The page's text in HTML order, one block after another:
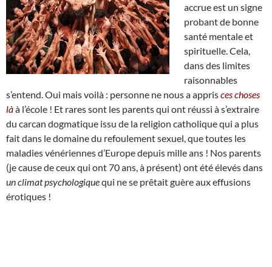
accrue est un signe
probant de bonne
santé mentale et
spirituelle. Cela,
dans des limites
raisonnables
s’entend. Oui mais voilà : personne ne nous a apprisces choses
làà l’école ! Et rares sont les parents qui ont réussi à s’extraire
du carcan dogmatique issu de la religion catholique qui a plus
fait dans le domaine du refoulement sexuel, que toutes les
maladies vénériennes d’Europe depuis mille ans ! Nos parents
(je cause de ceux qui ont 70 ans, à présent) ont été élevés dans
un climat psychologiquequi ne se prêtait guère aux effusions
érotiques !